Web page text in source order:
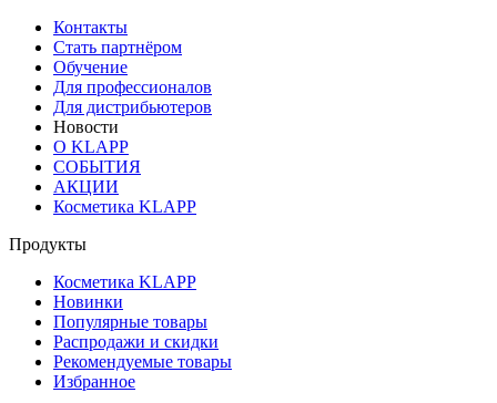
Контакты
Стать партнёром
Обучение
Для профессионалов
Для дистрибьютеров
Новости
О KLAPP
СОБЫТИЯ
АКЦИИ
Косметика KLAPP
Продукты
Косметика KLAPP
Новинки
Популярные товары
Распродажи и скидки
Рекомендуемые товары
Избранное